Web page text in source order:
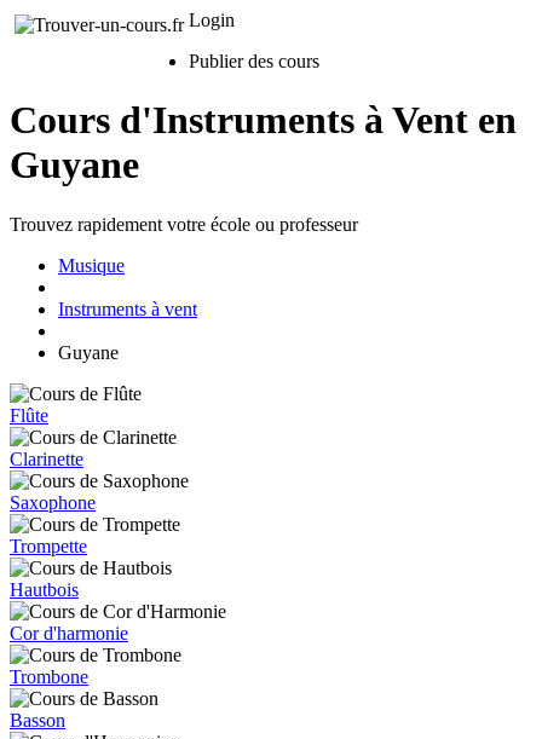
Login
Publier des cours
Cours d'Instruments à Vent en
Guyane
Trouvez rapidement votre école ou professeur
Musique
Instruments à vent
Guyane
Flûte
Clarinette
Saxophone
Trompette
Hautbois
Cor d'harmonie
Trombone
Basson